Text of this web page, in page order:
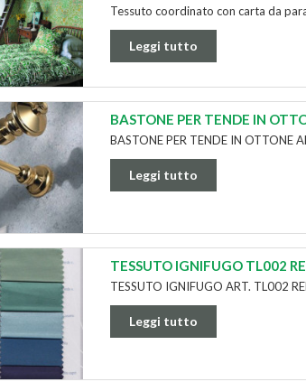
Tessuto coordinato con carta da
Leggi tutto
BASTONE PER TENDE IN
BASTONE PER TENDE IN OTTONE
Leggi tutto
TESSUTO IGNIFUGO TL002
TESSUTO IGNIFUGO ART. TL002
Leggi tutto